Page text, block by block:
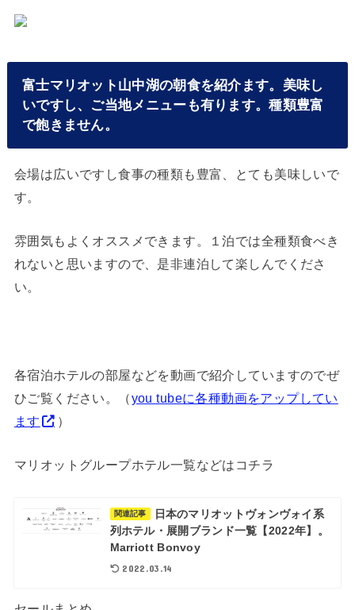
富士マリオット山中湖の朝食を紹介ます。美味し
いですし、ご当地メニューも有ります。種類豊富
で飽きません。
会場は広いですし食事の種類も豊富、とても美味しいで
す。
雰囲気もよくオススメできます。１泊では全種類食べき
れないと思いますので、是非連泊して楽しんでくださ
い。
各宿泊ホテルの部屋などを動画で紹介していますのでぜ
ひご覧ください。（you tubeに各種動画をアップしてい
ます
）
マリオットグループホテル一覧などはコチラ
関連記事
日本のマリオットヴォンヴォイ系
列ホテル・展開ブランド一覧【2022年】。
Marriott Bonvoy
2022.03.14